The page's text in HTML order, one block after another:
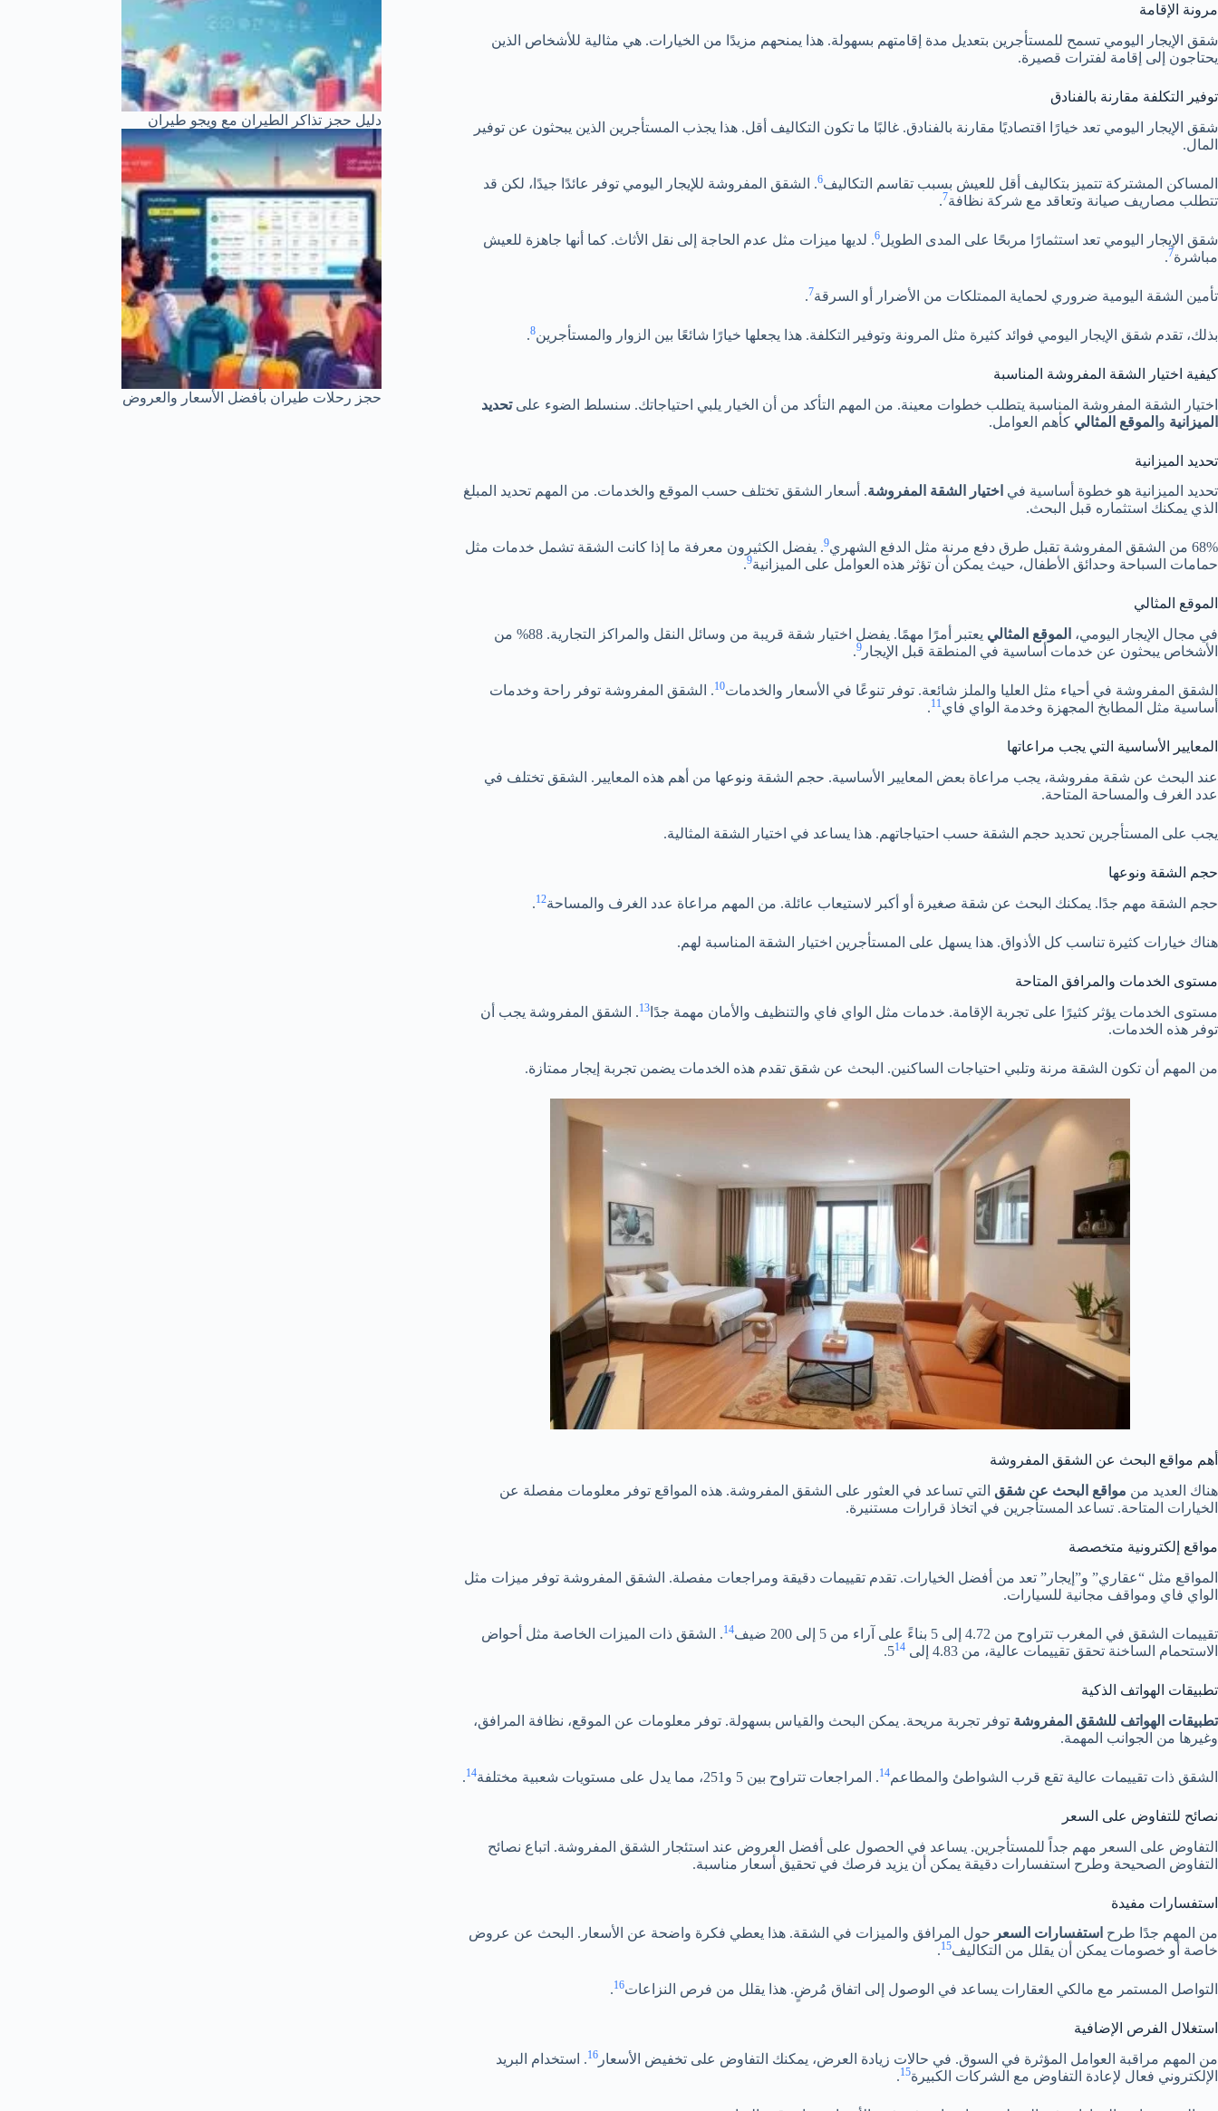
مرونة الإقامة
شقق الإيجار اليومي تسمح للمستأجرين بتعديل مدة إقامتهم بسهولة. هذا يمنحهم مزيدًا من الخيارات. هي مثالية للأشخاص الذين
يحتاجون إلى إقامة لفترات قصيرة.
توفير التكلفة مقارنة بالفنادق
شقق الإيجار اليومي تعد خيارًا اقتصاديًا مقارنة بالفنادق. غالبًا ما تكون التكاليف أقل. هذا يجذب المستأجرين الذين يبحثون عن توفير
المال.
المساكن المشتركة تتميز بتكاليف أقل للعيش بسبب تقاسم التكاليف6. الشقق المفروشة للإيجار اليومي توفر عائدًا جيدًا، لكن قد
تتطلب مصاريف صيانة وتعاقد مع شركة نظافة7
.
شقق الإيجار اليومي تعد استثمارًا مربحًا على المدى الطويل6. لديها ميزات مثل عدم الحاجة إلى نقل الأثاث. كما أنها جاهزة للعيش
مباشرة7
.
تأمين الشقة اليومية ضروري لحماية الممتلكات من الأضرار أو السرقة7
.
بذلك، تقدم شقق الإيجار اليومي فوائد كثيرة مثل المرونة وتوفير التكلفة. هذا يجعلها خيارًا شائعًا بين الزوار والمستأجرين8
.
كيفية اختيار الشقة المفروشة المناسبة
اختيار الشقة المفروشة المناسبة يتطلب خطوات معينة. من المهم التأكد من أن الخيار يلبي احتياجاتك. سنسلط الضوء علىتحديد
الميزانية و الموقع المثالي كأهم العوامل.
تحديد الميزانية
تحديد الميزانية هو خطوة أساسية في اختيار الشقة المفروشة. أسعار الشقق تختلف حسب الموقع والخدمات. من المهم تحديد المبلغ
الذي يمكنك استثماره قبل البحث.
68% من الشقق المفروشة تقبل طرق دفع مرنة مثل الدفع الشهري 9. يفضل الكثيرون معرفة ما إذا كانت الشقة تشمل خدمات مثل
حمامات السباحة وحدائق الأطفال، حيث يمكن أن تؤثر هذه العوامل على الميزانية9
.
الموقع المثالي
في مجال الإيجار اليومي، الموقع المثالي
يعتبر أمرًا مهمًا. يفضل اختيار شقة قريبة من وسائل النقل والمراكز التجارية. 88% من
الأشخاص يبحثون عن خدمات أساسية في المنطقة قبل الإيجار 9
.
الشقق المفروشة في أحياء مثل العليا والملز شائعة. توفر تنوعًا في الأسعار والخدمات10. الشقق المفروشة توفر راحة وخدمات
أساسية مثل المطابخ المجهزة وخدمة الواي فاي11
.
المعايير الأساسية التي يجب مراعاتها
عند البحث عن شقة مفروشة، يجب مراعاة بعض المعايير الأساسية. حجم الشقة ونوعها من أهم هذه المعايير. الشقق تختلف في
عدد الغرف والمساحة المتاحة.
يجب على المستأجرين تحديد حجم الشقة حسب احتياجاتهم. هذا يساعد في اختيار الشقة المثالية.
حجم الشقة ونوعها
حجم الشقة مهم جدًا. يمكنك البحث عن شقة صغيرة أو أكبر لاستيعاب عائلة. من المهم مراعاة عدد الغرف والمساحة12
.
هناك خيارات كثيرة تناسب كل الأذواق. هذا يسهل على المستأجرين اختيار الشقة المناسبة لهم.
مستوى الخدمات والمرافق المتاحة
مستوى الخدمات يؤثر كثيرًا على تجربة الإقامة. خدمات مثل الواي فاي والتنظيف والأمان مهمة جدًا 13. الشقق المفروشة يجب أن
توفر هذه الخدمات.
من المهم أن تكون الشقة مرنة وتلبي احتياجات الساكنين. البحث عن شقق تقدم هذه الخدمات يضمن تجربة إيجار ممتازة.
أهم مواقع البحث عن الشقق المفروشة
هناك العديد من مواقع البحث عن شقق التي تساعد في العثور على الشقق المفروشة. هذه المواقع توفر معلومات مفصلة عن
الخيارات المتاحة. تساعد المستأجرين في اتخاذ قرارات مستنيرة.
مواقع إلكترونية متخصصة
المواقع مثل “عقاري” و”إيجار” تعد من أفضل الخيارات. تقدم تقييمات دقيقة ومراجعات مفصلة. الشقق المفروشة توفر ميزات مثل
الواي فاي ومواقف مجانية للسيارات.
تقييمات الشقق في المغرب تتراوح من 4.72 إلى 5 بناءً على آراء من 5 إلى 200 ضيف 14. الشقق ذات الميزات الخاصة مثل أحواض
الاستحمام الساخنة تحقق تقييمات عالية، من 4.83 إلى 5
14
.
تطبيقات الهواتف الذكية
تطبيقات الهواتف للشقق المفروشة توفر تجربة مريحة. يمكن البحث والقياس بسهولة. توفر معلومات عن الموقع، نظافة المرافق،
وغيرها من الجوانب المهمة.
الشقق ذات تقييمات عالية تقع قرب الشواطئ والمطاعم14. المراجعات تتراوح بين 5 و251، مما يدل على مستويات شعبية مختلفة 14
.
نصائح للتفاوض على السعر
التفاوض على السعر مهم جداً للمستأجرين. يساعد في الحصول على أفضل العروض عند استئجار الشقق المفروشة. اتباع نصائح
التفاوض الصحيحة وطرح استفسارات دقيقة يمكن أن يزيد فرصك في تحقيق أسعار مناسبة.
استفسارات مفيدة
من المهم جدًا طرح استفسارات السعر حول المرافق والميزات في الشقة. هذا يعطي فكرة واضحة عن الأسعار. البحث عن عروض
خاصة أو خصومات يمكن أن يقلل من التكاليف15
.
التواصل المستمر مع مالكي العقارات يساعد في الوصول إلى اتفاق مُرضٍ. هذا يقلل من فرص النزاعات16
.
استغلال الفرص الإضافية
من المهم مراقبة العوامل المؤثرة في السوق. في حالات زيادة العرض، يمكنك التفاوض على تخفيض الأسعار 16. استخدام البريد
الإلكتروني فعال لإعادة التفاوض مع الشركات الكبيرة15
.
دليل حجز تذاكر الطيران مع ويجو طيران
حجز رحلات طيران بأفضل الأسعار والعروض